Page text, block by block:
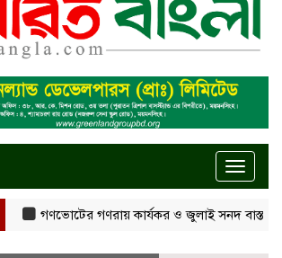
Toggle
গণরায় কার্যকর ও জুলাই সনদ বাস্তবায়নের